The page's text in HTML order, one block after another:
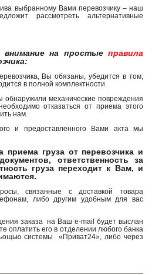
выбранному Вами перевозчику – наш
рассмотреть альтернативные
на простые правила
Вы обязаны, убедится в том,
в полной комплектности.
механические повреждения
отказаться от приема этого
нам.
и предоставленного Вами акта мы
приема груза от перевозчика и
ответственность за
груза переходит к Вам, и
связанные с доставкой товара
либо другим удобным для вас
заказа на Ваш e-mail будет выслан
оплатить его в отделении любого банка
системы «Приват24», либо через